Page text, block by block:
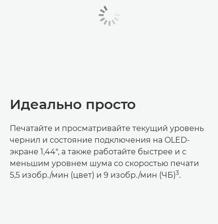
Идеально просто
Печатайте и просматривайте текущий уровень
чернил и состояние подключения на OLED-
экране 1,44", а также работайте быстрее и с
меньшим уровнем шума со скоростью печати
5,5 изобр./мин (цвет) и 9 изобр./мин (ЧБ)3.